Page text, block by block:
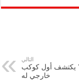
ai
ar
التالي
يكتشف أول كوكب
خارجي له